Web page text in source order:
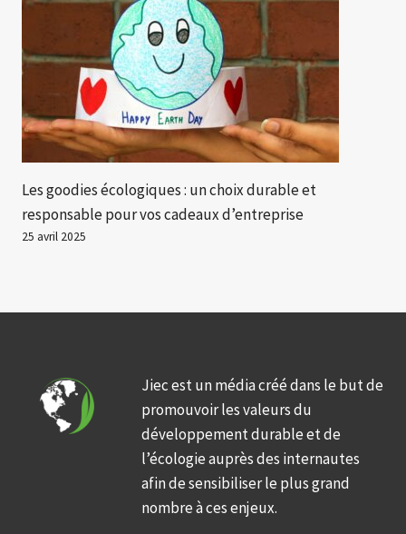
Les goodies écologiques : un choix durable et
responsable pour vos cadeaux d’entreprise
25 avril 2025
Jiec est un média créé dans le but de
promouvoir les valeurs du
développement durable et de
l’écologie auprès des internautes
afin de sensibiliser le plus grand
nombre à ces enjeux.